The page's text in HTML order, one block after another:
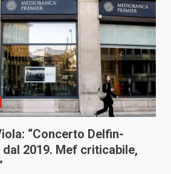
“Concerto Delfin-
2019. Mef criticabile,